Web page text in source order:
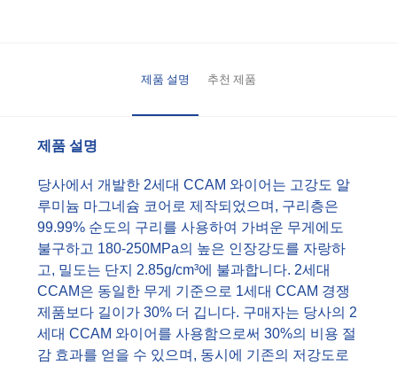
제품 설명 추천 제품
제품 설명
당사에서 개발한 2세대 CCAM 와이어는 고강도 알
루미늄 마그네슘 코어로 제작되었으며, 구리층은
99.99% 순도의 구리를 사용하여 가벼운 무게에도
불구하고 180-250MPa의 높은 인장강도를 자랑하
고, 밀도는 단지 2.85g/cm³에 불과합니다. 2세대
CCAM은 동일한 무게 기준으로 1세대 CCAM 경쟁
제품보다 길이가 30% 더 깁니다. 구매자는 당사의 2
세대 CCAM 와이어를 사용함으로써 30%의 비용 절
감 효과를 얻을 수 있으며, 동시에 기존의 저강도로